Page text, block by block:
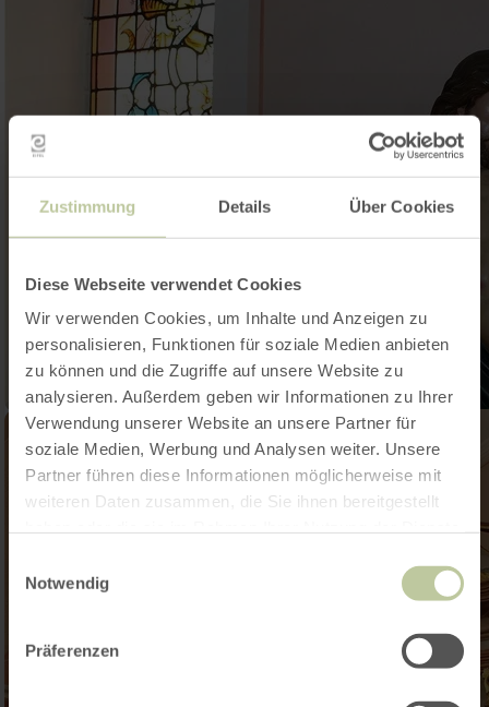
Zustimmung Details Über Cookies
Diese Webseite verwendet Cookies
Wir verwenden Cookies, um Inhalte und Anzeigen zu
personalisieren, Funktionen für soziale Medien anbieten
zu können und die Zugriffe auf unsere Website zu
analysieren. Außerdem geben wir Informationen zu Ihrer
Verwendung unserer Website an unsere Partner für
soziale Medien, Werbung und Analysen weiter. Unsere
Partner führen diese Informationen möglicherweise mit
weiteren Daten zusammen, die Sie ihnen bereitgestellt
Notwendig
Präferenzen